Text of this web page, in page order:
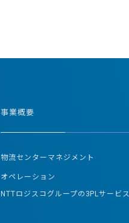
事業概要
物流センターマネジメント
オペレーション
NTTロジスコグループの3PLサービス